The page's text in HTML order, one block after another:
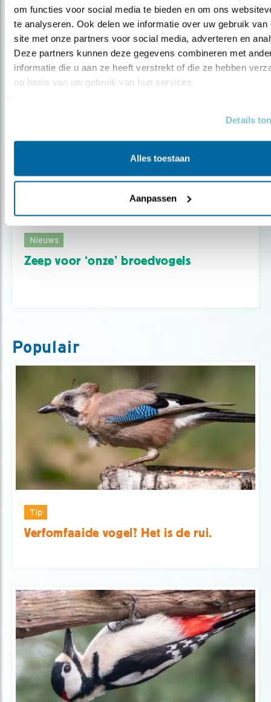
om functies voor social media te bieden en om ons
te analyseren. Ook delen we informatie over uw gebruik van
site met onze partners voor social media, adverteren en
Deze partners kunnen deze gegevens combineren met
informatie die u aan ze heeft verstrekt of die ze hebben
op basis van uw gebruik van hun services.
Details
Alles toestaan
Aanpassen
Birds, Bees & Business: natuur en
mensen
Nieuws
Zeep voor ‘onze’ broedvogels
Populair
Tip
Verfomfaaide vogel? Het is de rui.